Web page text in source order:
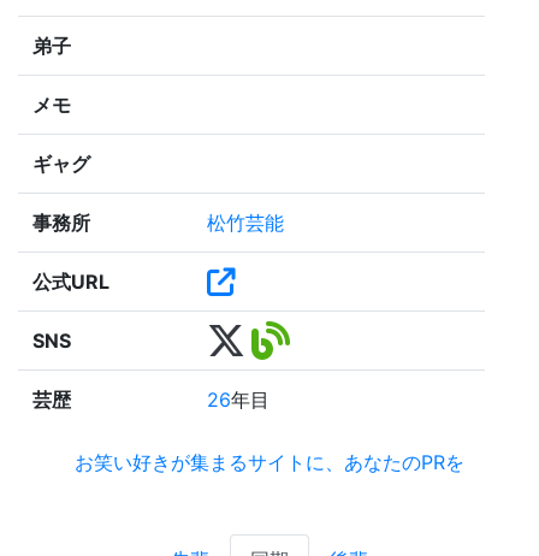
弟子
メモ
ギャグ
事務所 松竹芸能
公式URL
SNS
芸歴 26年目
お笑い好きが集まるサイトに、あなたのPRを